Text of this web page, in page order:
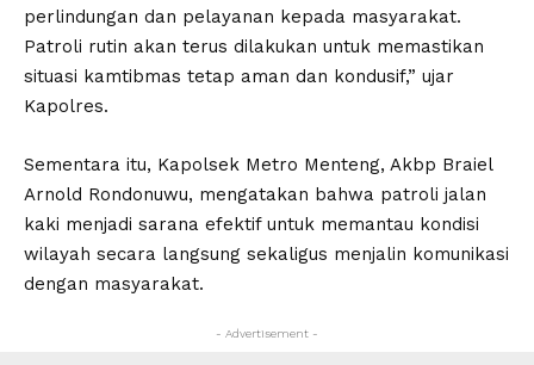
perlindungan dan pelayanan kepada masyarakat.
Patroli rutin akan terus dilakukan untuk memastikan
situasi kamtibmas tetap aman dan kondusif,” ujar
Kapolres.
Sementara itu, Kapolsek Metro Menteng, Akbp Braiel
Arnold Rondonuwu, mengatakan bahwa patroli jalan
kaki menjadi sarana efektif untuk memantau kondisi
wilayah secara langsung sekaligus menjalin komunikasi
dengan masyarakat.
- Advertisement -